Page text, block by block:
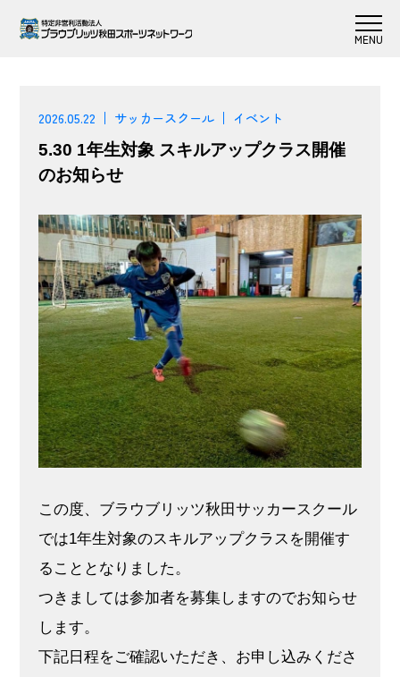
2026.05.22 サッカースクール
イベント
5.30 1年生対象 スキルアップクラス開催
のお知らせ
この度、ブラウブリッツ秋田サッカースクール
では1年生対象のスキルアップクラスを開催す
ることとなりました。
つきましては参加者を募集しますのでお知らせ
します。
下記日程をご確認いただき、お申し込みくださ